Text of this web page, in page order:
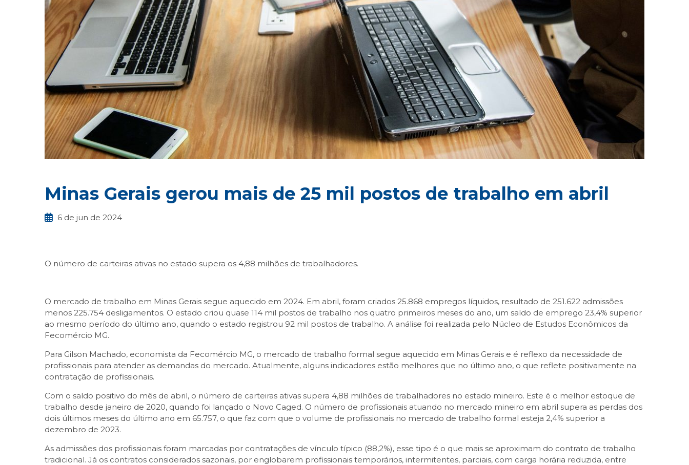
Minas Gerais gerou mais de 25 mil postos de trabalho em abril
6 de jun de 2024
O número de carteiras ativas no estado supera os 4,88 milhões de trabalhadores.
O mercado de trabalho em Minas Gerais segue aquecido em 2024. Em abril, foram criados 25.868 empregos líquidos, resultado de 251.622 admissões
menos 225.754 desligamentos. O estado criou quase 114 mil postos de trabalho nos quatro primeiros meses do ano, um saldo de emprego 23,4% superior
ao mesmo período do último ano, quando o estado registrou 92 mil postos de trabalho. A análise foi realizada pelo Núcleo de Estudos Econômicos da
Fecomércio MG.
Para Gilson Machado, economista da Fecomércio MG, o mercado de trabalho formal segue aquecido em Minas Gerais e é reflexo da necessidade de
profissionais para atender as demandas do mercado. Atualmente, alguns indicadores estão melhores que no último ano, o que reflete positivamente na
contratação de profissionais.
Com o saldo positivo do mês de abril, o número de carteiras ativas supera 4,88 milhões de trabalhadores no estado mineiro. Este é o melhor estoque de
trabalho desde janeiro de 2020, quando foi lançado o Novo Caged. O número de profissionais atuando no mercado mineiro em abril supera as perdas dos
dois últimos meses do último ano em 65.757, o que faz com que o volume de profissionais no mercado de trabalho formal esteja 2,4% superior a
dezembro de 2023.
As admissões dos profissionais foram marcadas por contratações de vínculo típico (88,2%), esse tipo é o que mais se aproximam do contrato de trabalho
tradicional. Já os contratos considerados sazonais, por englobarem profissionais temporários, intermitentes, parciais, com carga horária reduzida, entre